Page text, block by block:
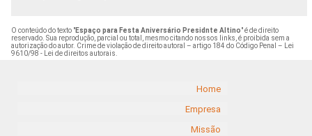
O conteúdo do texto "Espaço para Festa Aniversário Presidnte Altino" é de direito
reservado. Sua reprodução, parcial ou total, mesmo citando nossos links, é proibida sem a
autorização do autor. Crime de violação de direito autoral – artigo 184 do Código Penal –
Lei
9610/98 - Lei de direitos autorais
Home
Empresa
Missão